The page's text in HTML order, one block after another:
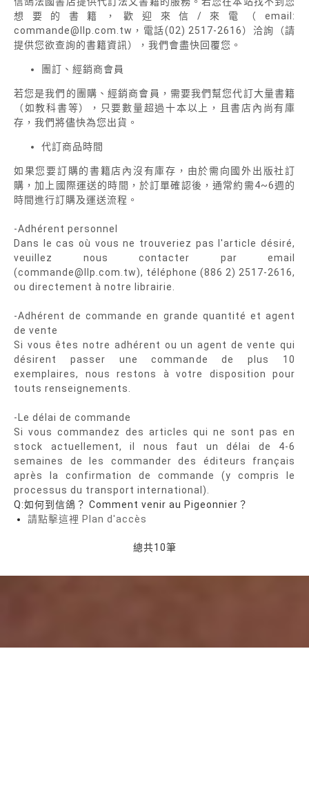
想要的書籍，歡迎來信/來電（email:
commande@llp.com.tw，電話(02) 2517-2616）洽詢（請
提供您欲查詢的書籍資訊），我們會盡快回覆您。
團訂、經銷商會員
若您是我們的團購、經銷商會員，需要我們幫您代訂大量書籍
（如教科書等），只要數量超過十本以上，且書店內尚有庫
存，我們將儘快為您出貨。
代訂商品時間
如果您要訂購的書籍店內沒有庫存，由於需向國外出版社訂
購，加上國際運送的時間，於訂單確認後，通常約需4~6週的
時間進行訂購及運送流程。
-Adhérent personnel
Dans le cas où vous ne trouveriez pas l'article désiré,
veuillez nous contacter par email
(commande@llp.com.tw), téléphone (886 2) 2517-2616,
ou directement à notre librairie.
-Adhérent de commande en grande quantité et agent
de vente
Si vous êtes notre adhérent ou un agent de vente qui
désirent passer une commande de plus 10
exemplaires, nous restons à votre disposition pour
touts renseignements.
-Le délai de commande
Si vous commandez des articles qui ne sont pas en
stock actuellement, il nous faut un délai de 4-6
semaines de les commander des éditeurs français
après la confirmation de commande (y compris le
processus du transport international).
Q:如何到信鴿？ Comment venir au Pigeonnier？
請點擊這裡 Plan d'accès
總共10筆